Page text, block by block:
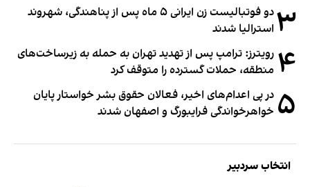
۳
دو فوتبالیست زن ایرانی ۵ ماه پس از پناهندگی، شهروند
استرالیا شدند
۴ رویترز: ترامپ پس از تهدید تهران به حمله به زیرساخت‌های
منطقه، حملات گسترده را متوقف کرد
۵ در پی اعدام‌های اخیر، فعالان حقوق بشر خواستار پایان
خواهرخواندگی فرایبورگ و اصفهان شدند
انتخاب سردبیر